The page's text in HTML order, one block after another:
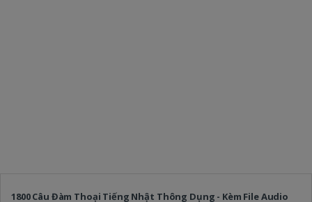
1800 Câu Đàm Thoại Tiếng Nhật Thông Dụng - Kèm File Audio